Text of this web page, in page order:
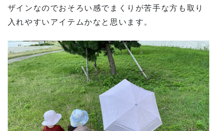
ザインなのでおそろい感でまくりが苦手な方も取り
入れやすいアイテムかなと思います。